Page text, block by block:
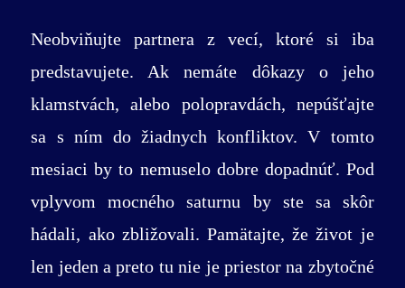
Neobviňujte partnera z vecí, ktoré si iba
predstavujete. Ak nemáte dôkazy o jeho
klamstvách, alebo polopravdách, nepúšťajte
sa s ním do žiadnych konfliktov. V tomto
mesiaci by to nemuselo dobre dopadnúť. Pod
vplyvom mocného saturnu by ste sa skôr
hádali, ako zbližovali. Pamätajte, že život je
len jeden a preto tu nie je priestor na zbytočné